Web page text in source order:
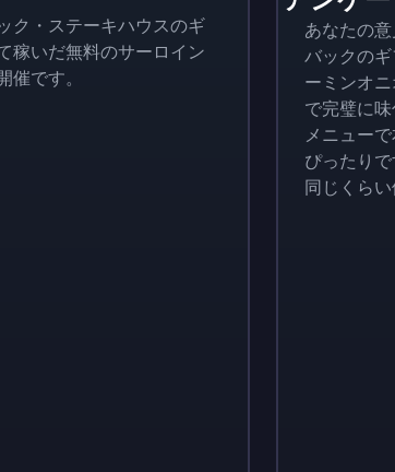
ク・ステーキハウスのギ
稼いだ無料のサーロイン
です。
あなたの
バックの
ーミンオ
で完璧に
メニュー
ぴったり
同じくら